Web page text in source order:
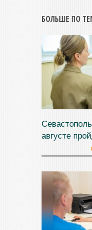
БОЛЬШЕ ПО
августе